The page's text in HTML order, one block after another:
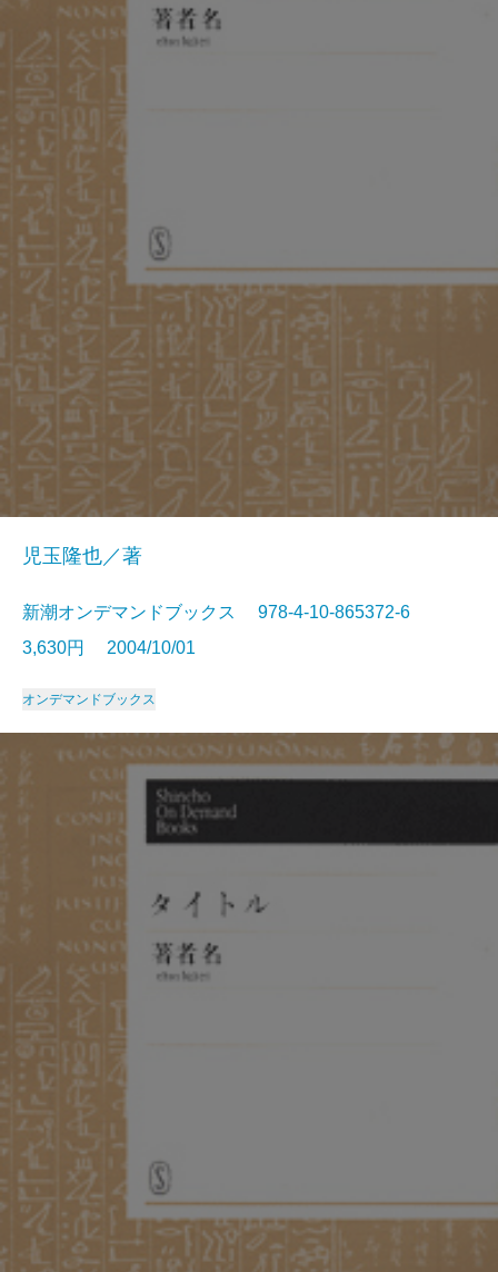
児玉隆也／著
新潮オンデマンドブックス 978-4-10-865372-6
3,630円 2004/10/01
オンデマンドブックス